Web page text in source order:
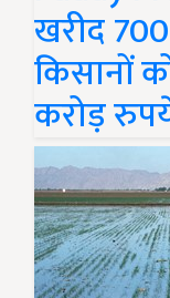
खरीद
किसानों
करोड़